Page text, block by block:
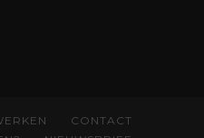
CONTACT